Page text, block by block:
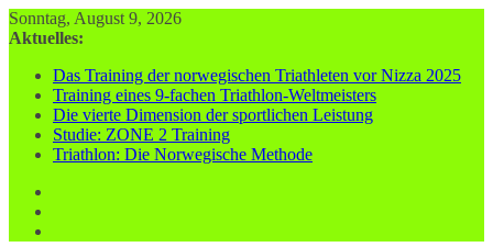
Zum
Inhalt
Sonntag, August 9, 2026
Aktuelles:
Das Training der norwegischen Triathleten vor Nizza 2025
Training eines 9-fachen Triathlon-Weltmeisters
Die vierte Dimension der sportlichen Leistung
Studie: ZONE 2 Training
Triathlon: Die Norwegische Methode